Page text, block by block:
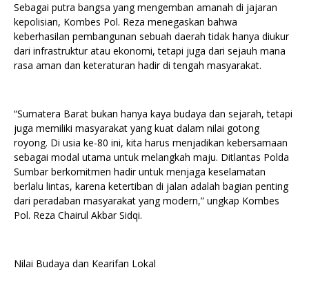
Sebagai putra bangsa yang mengemban amanah di jajaran
kepolisian, Kombes Pol. Reza menegaskan bahwa
keberhasilan pembangunan sebuah daerah tidak hanya diukur
dari infrastruktur atau ekonomi, tetapi juga dari sejauh mana
rasa aman dan keteraturan hadir di tengah masyarakat.
“Sumatera Barat bukan hanya kaya budaya dan sejarah, tetapi
juga memiliki masyarakat yang kuat dalam nilai gotong
royong. Di usia ke-80 ini, kita harus menjadikan kebersamaan
sebagai modal utama untuk melangkah maju. Ditlantas Polda
Sumbar berkomitmen hadir untuk menjaga keselamatan
berlalu lintas, karena ketertiban di jalan adalah bagian penting
dari peradaban masyarakat yang modern,” ungkap Kombes
Pol. Reza Chairul Akbar Sidqi.
Nilai Budaya dan Kearifan Lokal